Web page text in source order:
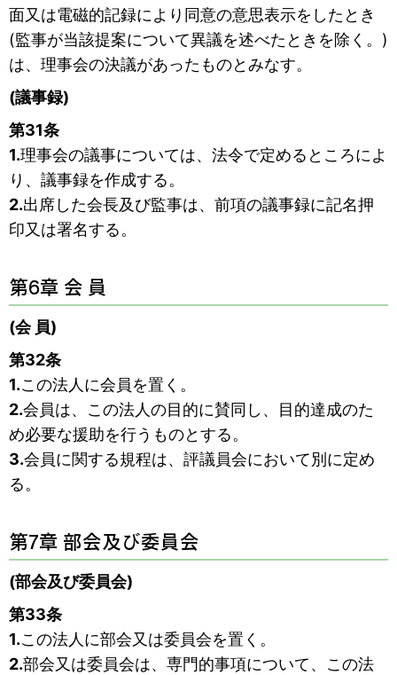
面又は電磁的記録により同意の意思表示をしたとき
(監事が当該提案について異議を述べたときを除く。)
は、理事会の決議があったものとみなす。
(議事録)
第31条
1.理事会の議事については、法令で定めるところによ
り、議事録を作成する。
2.出席した会長及び監事は、前項の議事録に記名押
印又は署名する。
第6章 会 員
(会 員)
第32条
1.この法人に会員を置く。
2.会員は、この法人の目的に賛同し、目的達成のた
め必要な援助を行うものとする。
3.会員に関する規程は、評議員会において別に定め
る。
第7章 部会及び委員会
(部会及び委員会)
第33条
1.この法人に部会又は委員会を置く。
2.部会又は委員会は、専門的事項について、この法